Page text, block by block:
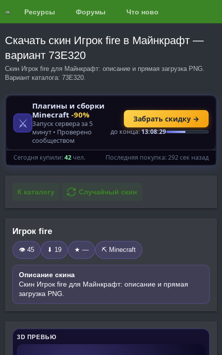
Ресурсы Форумы Что нового?
Скачать скин Игрок fire в Майнкрафт —
вариант 73E320
Скин Игрок fire для Майнкрафт: описание и прямая загрузка PNG.
Вариант каталога: 73E320.
К каталогу Случайный скин
Игрок fire
👁 45 ⬇ 19 ★ — ⛏️ Minecraft
Описание скина
Скин Игрок fire для Майнкрафт: описание и прямая
загрузка PNG.
3D ПРЕВЬЮ